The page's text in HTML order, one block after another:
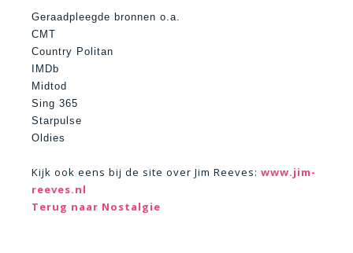
Geraadpleegde bronnen o.a.
CMT
Country Politan
IMDb
Midtod
Sing 365
Starpulse
Oldies
Kijk ook eens bij de site over Jim Reeves: www.jim-
reeves.nl
Terug naar Nostalgie